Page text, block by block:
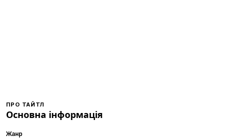
ПРО ТАЙТЛ
Основна інформація
Жанр